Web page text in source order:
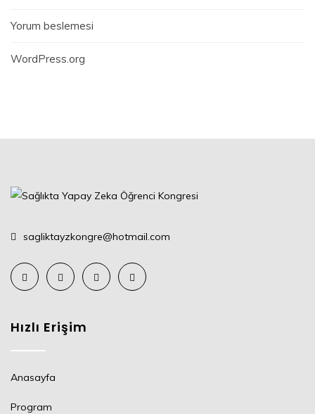
Yorum beslemesi
WordPress.org
sagliktayzkongre@hotmail.com
Hızlı Erişim
Anasayfa
Program